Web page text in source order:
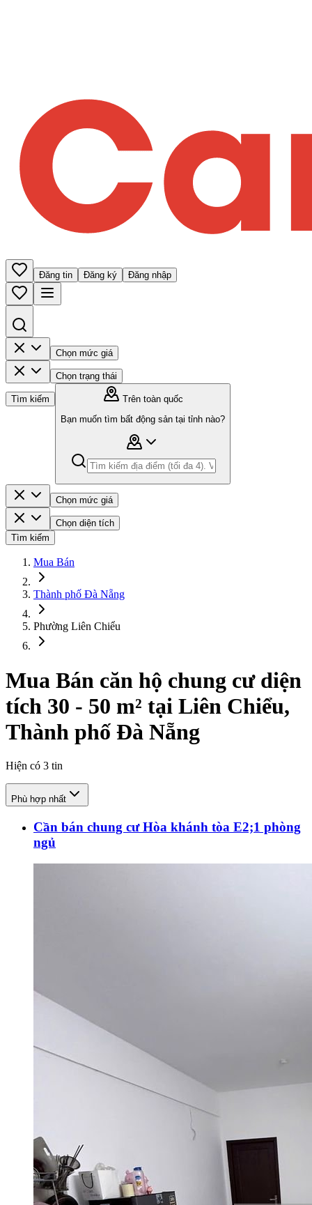
Đăng tin Đăng ký Đăng nhập
Chọn mức giá
Chọn trạng thái
Tìm kiếm
Trên toàn quốc
Bạn muốn tìm bất động sản tại tỉnh nào?
Chọn mức giá
Chọn diện tích
Tìm kiếm
Mua Bán
Thành phố Đà Nẵng
Phường Liên Chiểu
Mua Bán căn hộ chung cư diện
tích 30 - 50 m² tại Liên Chiểu,
Thành phố Đà Nẵng
Hiện có 3 tin
Phù hợp nhất
Cần bán chung cư Hòa khánh tòa E2;1 phòng
ngủ